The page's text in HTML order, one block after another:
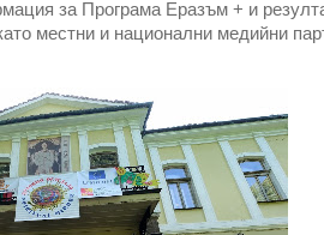
за Програма Еразъм + и
местни и национални медийни